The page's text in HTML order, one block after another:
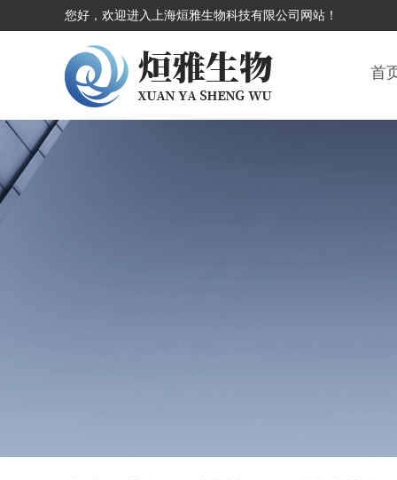
您好，欢迎进入上海烜雅生物科技有限公司网站！
首